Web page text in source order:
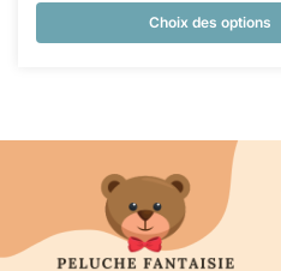
Choix des options